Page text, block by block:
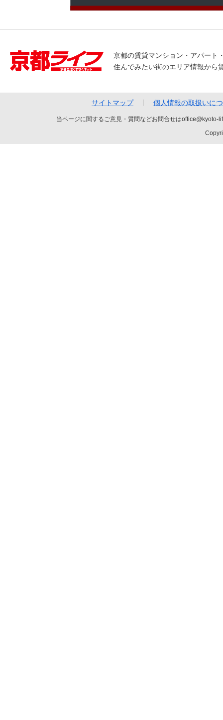
京都の賃貸マンション・アパート
住んでみたい街のエリア情報から
サイトマップ 個人情報の取扱いに
当ページに関するご意見・質問などお問合せは